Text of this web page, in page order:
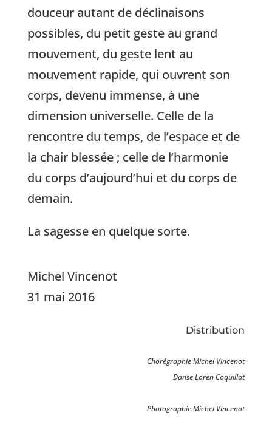
douceur autant de déclinaisons
possibles, du petit geste au grand
mouvement, du geste lent au
mouvement rapide, qui ouvrent son
corps, devenu immense, à une
dimension universelle. Celle de la
rencontre du temps, de l’espace et de
la chair blessée ; celle de l’harmonie
du corps d’aujourd’hui et du corps de
demain.
La sagesse en quelque sorte.
Michel Vincenot
31 mai 2016
Distribution
Chorégraphie Michel Vincenot
Danse Loren Coquillat
Photographie Michel Vincenot